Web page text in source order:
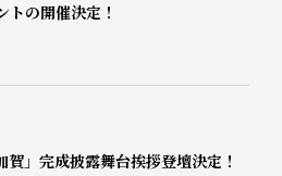
トの開催決定！
賀」完成披露舞台挨拶登壇決定！